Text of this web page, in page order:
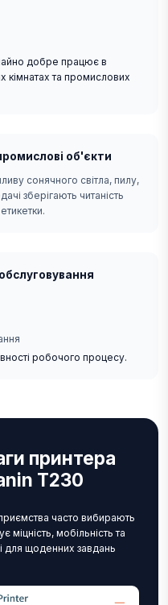
добре працює в
кімнатах та промислових
об'єкти
сонячного світла, пилу,
зберігають читаність
робочого процесу.
принтера
T230
часто вибирають
мобільність та
для щоденних завдань